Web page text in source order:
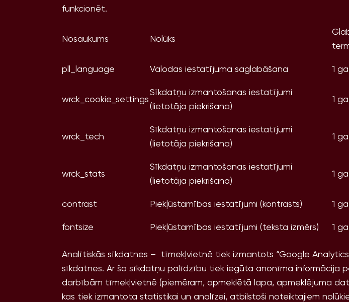
funkcionēt.
Nosaukums Nolūks
pll_language Valodas iestatījuma saglabāšana 1
wrck_cookie_settings
Sīkdatņu izmantošanas iestatījumi
(lietotāja piekrišana)
1
wrck_tech
Sīkdatņu izmantošanas iestatījumi
(lietotāja piekrišana)
1
wrck_stats
Sīkdatņu izmantošanas iestatījumi
(lietotāja piekrišana)
1
contrast Piekļūstamības iestatījumi (kontrasts) 1
fontsize Piekļūstamības iestatījumi (teksta izmērs) 1
Analītiskās sīkdatnes – tīmekļvietnē tiek izmantots “Google
sīkdatnes. Ar šo sīkdatņu palīdzību tiek iegūta anonīma informācija
darbībām tīmekļvietnē (piemēram, apmeklētā lapa, apmeklējuma
kas tiek izmantota statistikai un analīzei, atbilstoši noteiktajiem